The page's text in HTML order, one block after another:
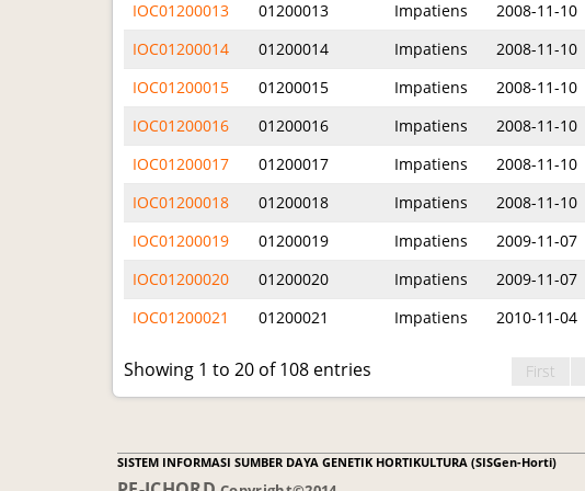
IOC01200013 01200013 Impatiens 2008-11-10
IOC01200014
01200014 Impatiens 2008-11-10
IOC01200015
01200015 Impatiens 2008-11-10
IOC01200016
01200016 Impatiens 2008-11-10
IOC01200017
01200017 Impatiens 2008-11-10
IOC01200018
01200018 Impatiens 2008-11-10
IOC01200019
01200019 Impatiens 2009-11-07
IOC01200020
01200020 Impatiens 2009-11-07
IOC01200021
01200021 Impatiens 2010-11-04
Showing 1 to 20 of 108 entries First
SISTEM INFORMASI SUMBER DAYA GENETIK HORTIKULTURA (SISGen-Horti)